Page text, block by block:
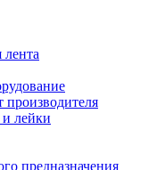
лента
производителя
лейки
предназначения